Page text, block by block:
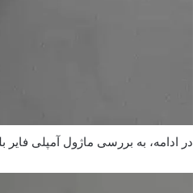
در ادامه، به بررسی ماژول آمپلی فایر